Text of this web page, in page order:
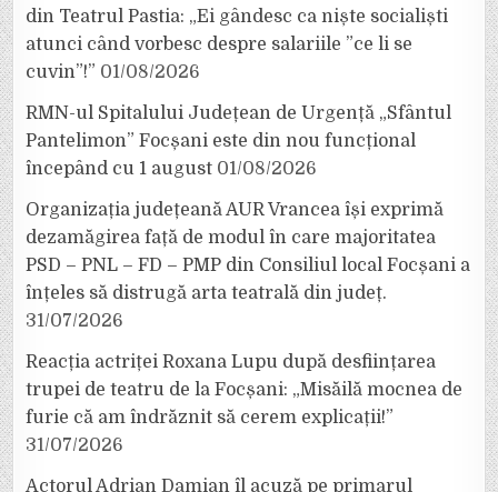
din Teatrul Pastia: „Ei gândesc ca niște socialiști
atunci când vorbesc despre salariile ”ce li se
cuvin”!” 01/08/2026
RMN-ul Spitalului Județean de Urgență „Sfântul
Pantelimon” Focșani este din nou funcțional
începând cu 1 august 01/08/2026
Organizația județeană AUR Vrancea își exprimă
dezamăgirea față de modul în care majoritatea
PSD – PNL – FD – PMP din Consiliul local Focșani a
înțeles să distrugă arta teatrală din județ.
31/07/2026
Reacția actriței Roxana Lupu după desființarea
trupei de teatru de la Focșani: „Misăilă mocnea de
furie că am îndrăznit să cerem explicații!”
31/07/2026
Actorul Adrian Damian îl acuză pe primarul